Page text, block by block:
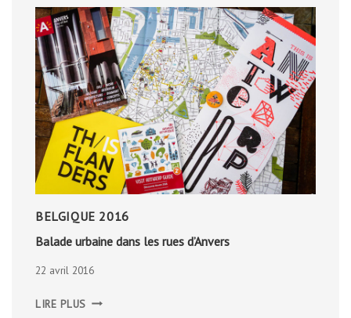
BELGIQUE 2016
Balade urbaine dans les rues d’Anvers
22 avril 2016
LIRE PLUS URBAINE